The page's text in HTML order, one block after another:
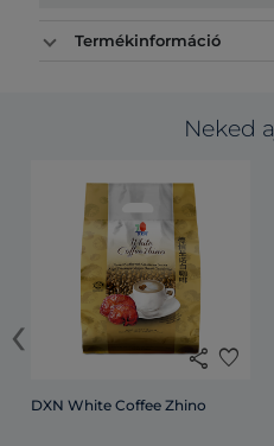
Termékinformáció
Neked
share favorite
DXN White Coffee Zhino
‹